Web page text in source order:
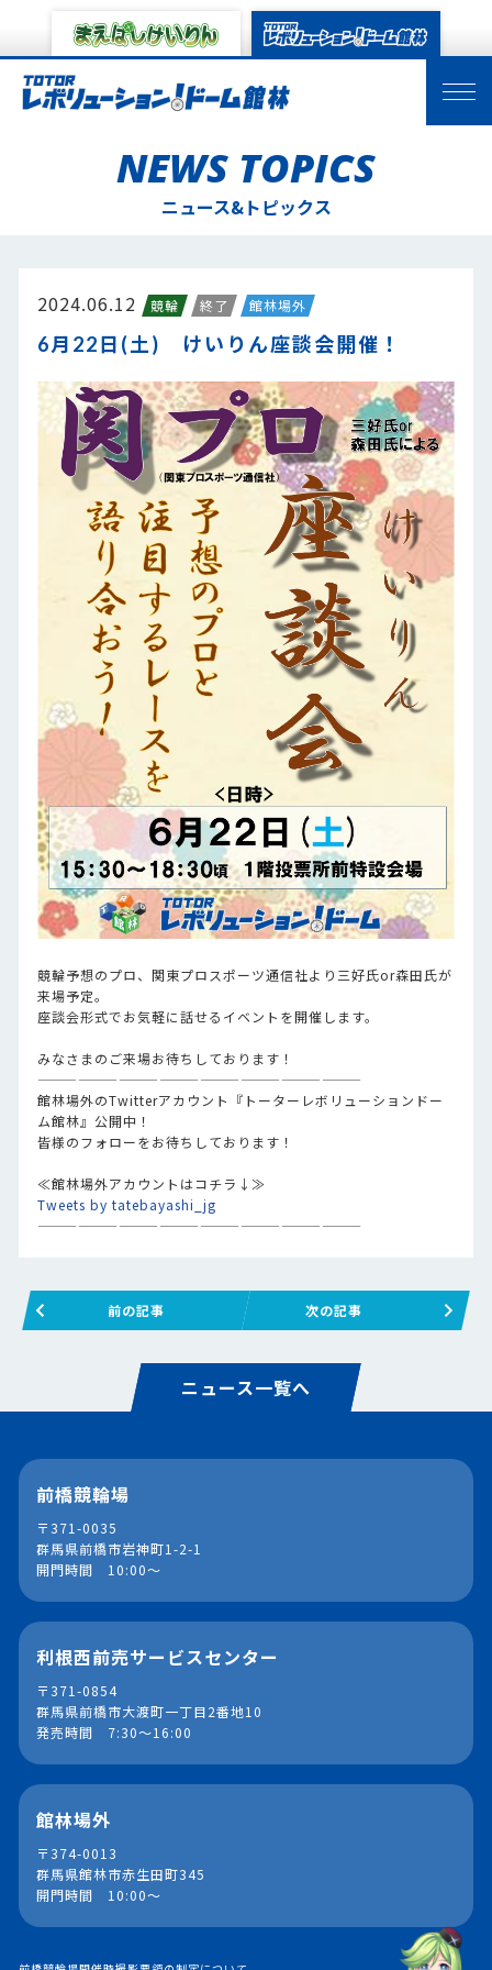
NEWS TOPICS
ニュース&トピックス
2024.06.12 競輪 終了 館林場外
6月22日(土) けいりん座談会開催！
競輪予想のプロ、関東プロスポーツ通信社より三好氏or森田氏が
来場予定。
座談会形式でお気軽に話せるイベントを開催します。
みなさまのご来場お待ちしております！
————————————————————————
館林場外のTwitterアカウント『トーターレボリューションドー
ム館林』公開中！
皆様のフォローをお待ちしております！
≪館林場外アカウントはコチラ↓≫
Tweets by tatebayashi_jg
————————————————————————
前の記事 次の記事
ニュース一覧へ
前橋競輪場
〒371-0035
群馬県前橋市岩神町1-2-1
開門時間 10:00～
利根西前売サービスセンター
〒371-0854
群馬県前橋市大渡町一丁目2番地10
発売時間 7:30～16:00
館林場外
〒374-0013
群馬県館林市赤生田町345
開門時間 10:00～